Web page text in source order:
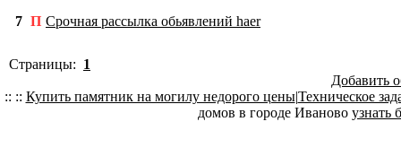
7 П Срочная рассылка обьявлений haer
Страницы: 1
Добавить
:: :: Купить памятник на могилу недорого цены|Техническое
домов в городе Иваново узнать